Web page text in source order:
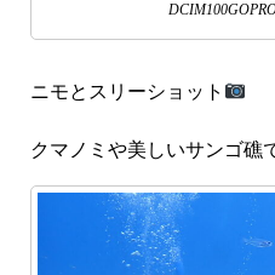
ニモとスリーショット
クマノミや美しいサンゴ礁